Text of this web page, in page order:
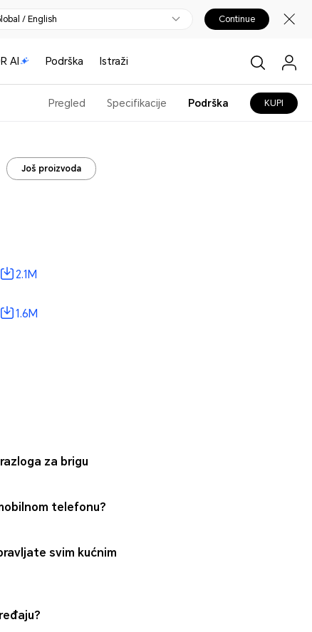
/ English Continue
AI Podrška Istraži
Pregled Specifikacije Podrška KUPI
Još proizvoda
2.1M
1.6M
za brigu
telefonu?
svim kućnim